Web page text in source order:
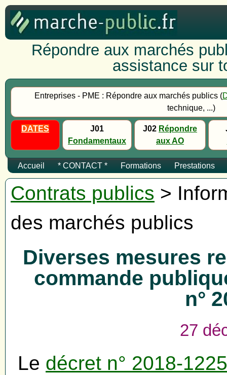
Répondre aux marchés
assistance sur
Entreprises - PME : Répondre aux marchés publics (
technique, ...)
DATES
J01
Fondamentaux
J02 Répondre
aux AO
Accueil * CONTACT * Formations Prestations
Contrats publics >
des marchés publics
Diverses mesures
commande
n°
27
Le décret n° 2018-